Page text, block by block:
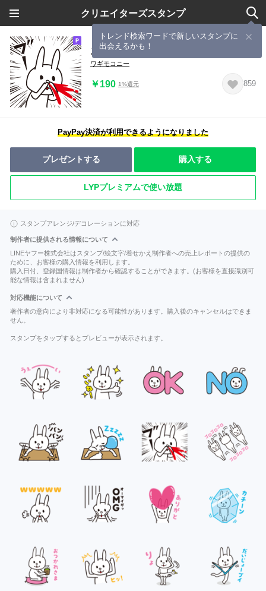
クリエイターズスタンプ
トレンド検索ワードで新しいスタンプに
出会えるかも！
ズキュンちゃん 2
ワギモコニー
￥190 1%還元 859
PayPay決済が利用できるようになりました
プレゼントする 購入する
LYPプレミアムで使い放題
スタンプアレンジ/デコレーションに対応
制作者に提供される情報について
LINEヤフー株式会社はスタンプ/絵文字/着せかえ制作者への売上レポートの提供の
ために、お客様の購入情報を利用します。
購入日付、登録国情報は制作者から確認することができます。(お客様を直接識別可
能な情報は含まれません)
対応機能について
著作者の意向により非対応になる可能性があります。購入後のキャンセルはできま
せん。
スタンプをタップするとプレビューが表示されます。